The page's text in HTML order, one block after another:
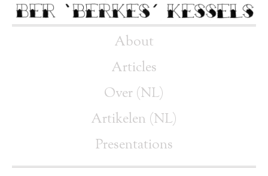
About
Articles
Over (NL)
Artikelen (NL)
Presentations